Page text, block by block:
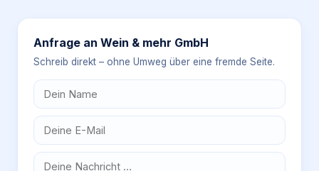
Anfrage an Wein & mehr GmbH
Schreib direkt – ohne Umweg über eine fremde Seite.